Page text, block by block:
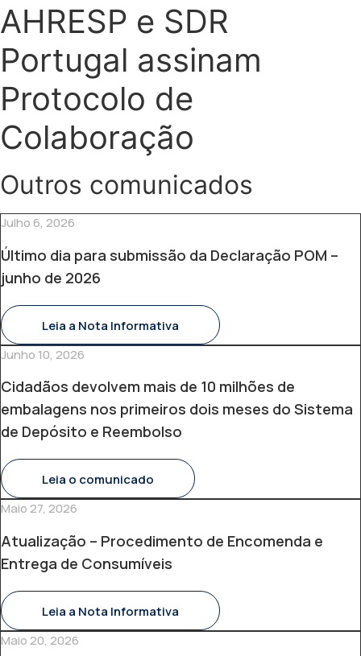
AHRESP e SDR
Portugal assinam
Protocolo de
Colaboração
Outros comunicados
Julho 6, 2026
Último dia para submissão da Declaração POM –
junho de 2026
Leia a Nota Informativa
Junho 10, 2026
Cidadãos devolvem mais de 10 milhões de
embalagens nos primeiros dois meses do Sistema
de Depósito e Reembolso
Leia o comunicado
Maio 27, 2026
Atualização – Procedimento de Encomenda e
Entrega de Consumíveis
Leia a Nota Informativa
Maio 20, 2026